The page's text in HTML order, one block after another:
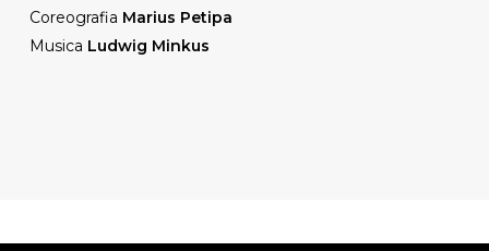
Coreografia Marius Petipa
Musica Ludwig Minkus